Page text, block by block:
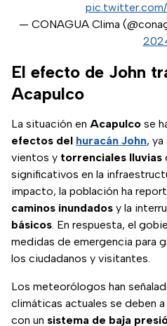
— CONAGUA Clima
El efecto de John
Acapulco
La situación en Acapulco se
efectos del huracán John,
vientos y torrenciales lluvias
significativos en la
impacto, la población ha
caminos inundados y la
básicos. En respuesta, el
medidas de emergencia para
los ciudadanos y visitantes.
Los meteorólogos han
climáticas actuales se deben
con un sistema de baja